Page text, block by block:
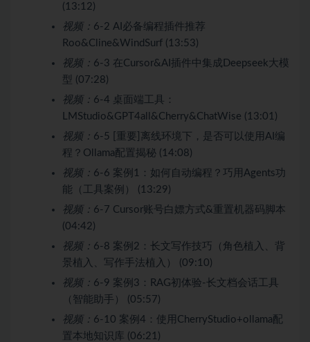
(13:12)
视频： 6-2 AI必备编程插件推荐
Roo&Cline&WindSurf (13:53)
视频： 6-3 在Cursor&AI插件中集成Deepseek大模
型 (07:28)
视频： 6-4 桌面端工具：
LMStudio&GPT4all&Cherry&ChatWise (13:01)
视频： 6-5 [重要]离线环境下，是否可以使用AI编
程？Ollama配置揭秘 (14:08)
视频： 6-6 案例1：如何自动编程？巧用Agents功
能（工具案例） (13:29)
视频： 6-7 Cursor账号白嫖方式&重置机器码脚本
(04:42)
视频： 6-8 案例2：长文写作技巧（角色植入、背
景植入、写作手法植入） (09:10)
视频： 6-9 案例3：RAG初体验-长文档会话工具
（智能助手） (05:57)
视频： 6-10 案例4：使用CherryStudio+ollama配
置本地知识库 (06:21)